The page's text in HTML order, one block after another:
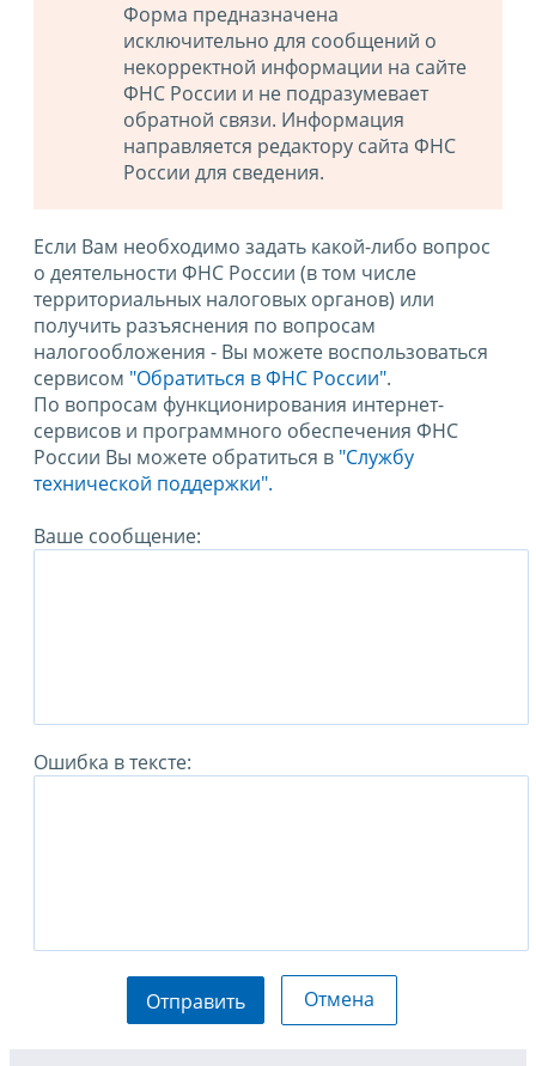
Форма предназначена
исключительно для сообщений о
некорректной информации на сайте
ФНС России и не подразумевает
обратной связи. Информация
направляется редактору сайта ФНС
России для сведения.
Если Вам необходимо задать какой-либо вопрос
о деятельности ФНС России (в том числе
территориальных налоговых органов) или
получить разъяснения по вопросам
налогообложения - Вы можете воспользоваться
сервисом "Обратиться в ФНС России".
По вопросам функционирования интернет-
сервисов и программного обеспечения ФНС
России Вы можете обратиться в "Службу
технической поддержки".
Ваше сообщение:
Ошибка в тексте:
Отправить Отмена